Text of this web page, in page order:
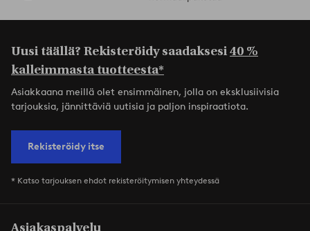
Uusi täällä? Rekisteröidy saadaksesi40 %
kalleimmasta tuotteesta*
Asiakkaana meillä olet ensimmäinen, jolla on eksklusiivisia
tarjouksia, jännittäviä uutisia ja paljon inspiraatiota.
Rekisteröidy itse
* Katso tarjouksen ehdot rekisteröitymisen yhteydessä
Asiakaspalvelu